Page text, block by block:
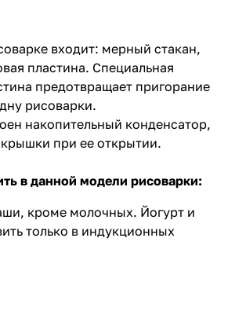
входит: мерный стакан,
пластина. Специальная
предотвращает пригорание
рисоварки.
накопительный конденсатор,
при ее открытии.
в данной модели рисоварки:
кроме молочных. Йогурт и
только в индукционных